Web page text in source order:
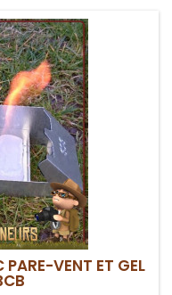
PARE-VENT ET GEL